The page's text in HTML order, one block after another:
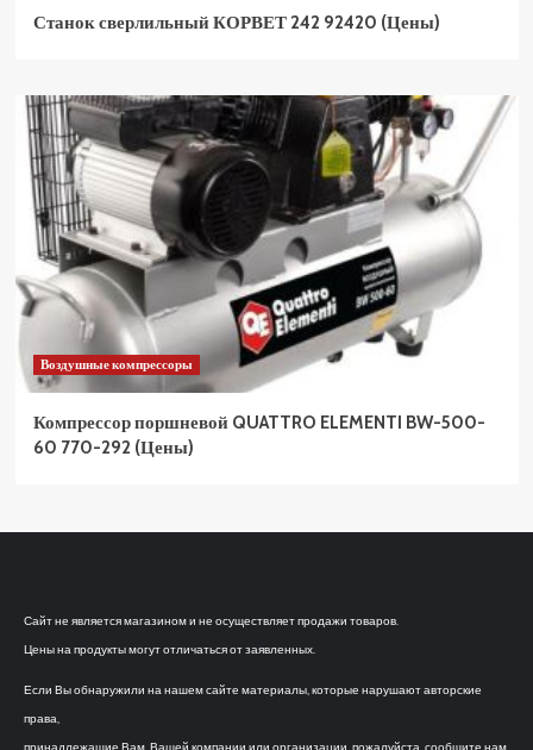
Станок сверлильный КОРВЕТ 242 92420 (Цены)
Воздушные компрессоры
Компрессор поршневой QUATTRO ELEMENTI BW-500-
60 770-292 (Цены)
Сайт не является магазином и не осуществляет продажи товаров.
Цены на продукты могут отличаться от заявленных.
Если Вы обнаружили на нашем сайте материалы, которые нарушают авторские
права,
принадлежащие Вам, Вашей компании или организации, пожалуйста, сообщите нам.